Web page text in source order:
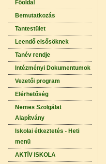
Főoldal
Bemutatkozás
Tantestület
Leendő elsősöknek
Tanév rendje
Intézményi Dokumentumok
Vezetői program
Elérhetőség
Nemes Szolgálat
Alapítvány
Iskolai étkeztetés - Heti
menü
AKTÍV ISKOLA